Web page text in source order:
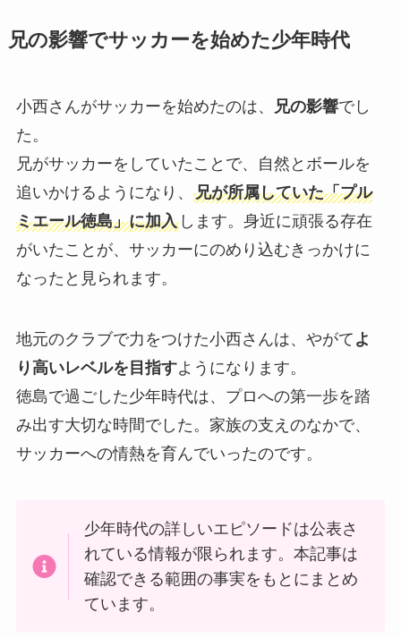
兄の影響でサッカーを始めた少年時代
小西さんがサッカーを始めたのは、 兄の影響でし
た。
兄がサッカーをしていたことで、自然とボールを
追いかけるようになり、 兄が所属していた「プル
ミエール徳島」に加入します。身近に頑張る存在
がいたことが、サッカーにのめり込むきっかけに
なったと見られます。
地元のクラブで力をつけた小西さんは、やがて よ
り高いレベルを目指すようになります。
徳島で過ごした少年時代は、プロへの第一歩を踏
み出す大切な時間でした。家族の支えのなかで、
サッカーへの情熱を育んでいったのです。
少年時代の詳しいエピソードは公表さ
れている情報が限られます。本記事は
確認できる範囲の事実をもとにまとめ
ています。